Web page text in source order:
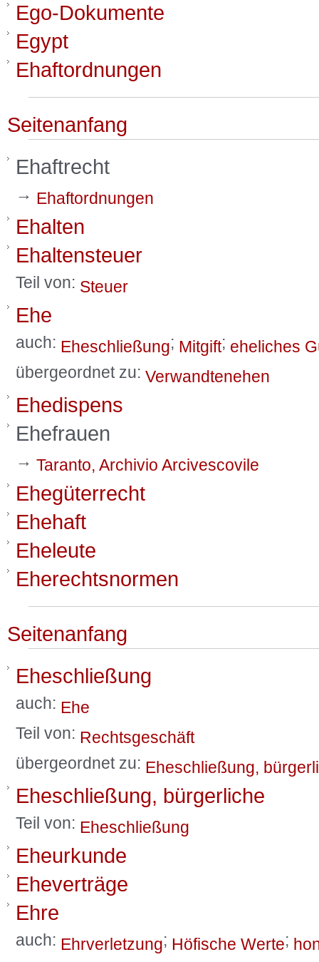
Ego-Dokumente
Egypt
Ehaftordnungen
Seitenanfang
Ehaftrecht
→ Ehaftordnungen
Ehalten
Ehaltensteuer
Teil von: Steuer
Ehe
auch: Eheschließung; Mitgift; eheliches
übergeordnet zu: Verwandtenehen
Ehedispens
Ehefrauen
→ Taranto, Archivio Arcivescovile
Ehegüterrecht
Ehehaft
Eheleute
Eherechtsnormen
Seitenanfang
Eheschließung
auch: Ehe
Teil von: Rechtsgeschäft
übergeordnet zu: Eheschließung,
Eheschließung, bürgerliche
Teil von: Eheschließung
Eheurkunde
Eheverträge
Ehre
auch: Ehrverletzung; Höfische Werte;